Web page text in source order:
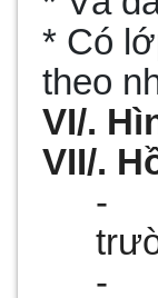
* Có
theo
VI/.
VII/.
-
-